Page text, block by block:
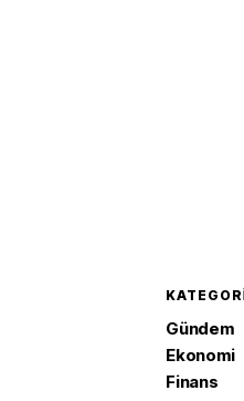
Gündem
Ekonomi
Finans